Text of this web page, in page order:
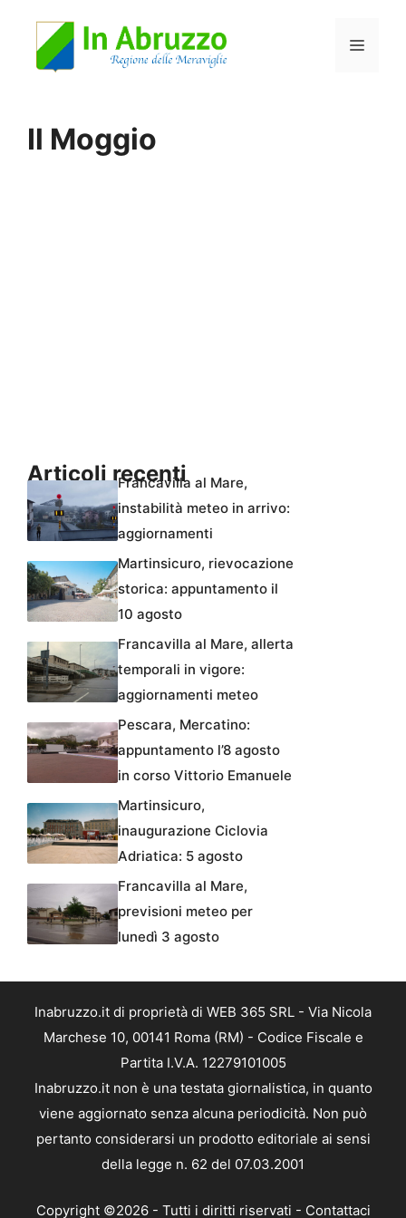
Menu
Il Moggio
Articoli recenti
Francavilla al Mare,
instabilità meteo in arrivo:
aggiornamenti
Martinsicuro, rievocazione
storica: appuntamento il
10 agosto
Francavilla al Mare, allerta
temporali in vigore:
aggiornamenti meteo
Pescara, Mercatino:
appuntamento l’8 agosto
in corso Vittorio Emanuele
Martinsicuro,
inaugurazione Ciclovia
Adriatica: 5 agosto
Francavilla al Mare,
previsioni meteo per
lunedì 3 agosto
Inabruzzo.it di proprietà di WEB 365 SRL - Via Nicola
Marchese 10, 00141 Roma (RM) - Codice Fiscale e
Partita I.V.A. 12279101005
Inabruzzo.it non è una testata giornalistica, in quanto
viene aggiornato senza alcuna periodicità. Non può
pertanto considerarsi un prodotto editoriale ai sensi
della legge n. 62 del 07.03.2001
Copyright ©2026 - Tutti i diritti riservati - Contattaci